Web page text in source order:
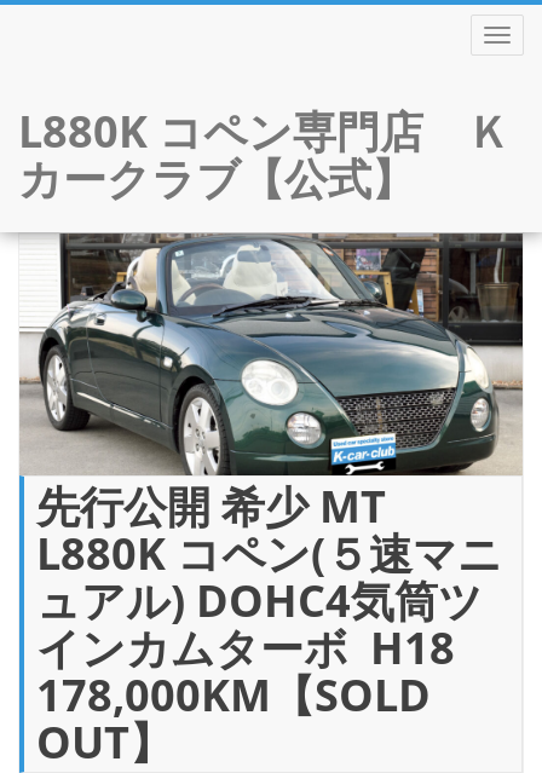
L880K コペン専門店 Ｋ
カークラブ【公式】
Skip
content
先行公開 希少 MT
L880K コペン(５速マニ
ュアル) DOHC4気筒ツ
インカムターボ H18
178,000KM【SOLD
OUT】